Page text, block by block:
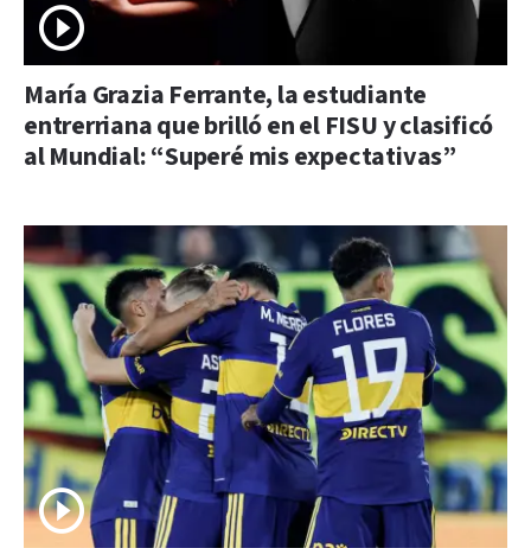
María Grazia Ferrante, la estudiante
entrerriana que brilló en el FISU y clasificó
al Mundial: “Superé mis expectativas”